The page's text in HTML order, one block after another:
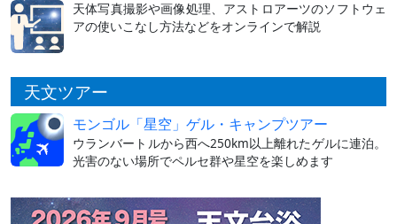
天体写真撮影や画像処理、アストロアーツのソフトウェ
アの使いこなし方法などをオンラインで解説
天文ツアー
モンゴル「星空」ゲル・キャンプツアー
ウランバートルから西へ250km以上離れたゲルに連泊。
光害のない場所でペルセ群や星空を楽しめます